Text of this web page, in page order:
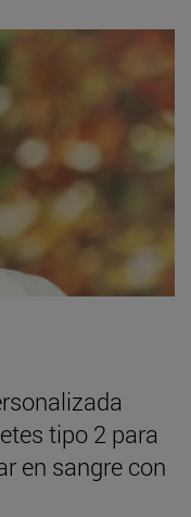
tipo 2 para
en sangre con